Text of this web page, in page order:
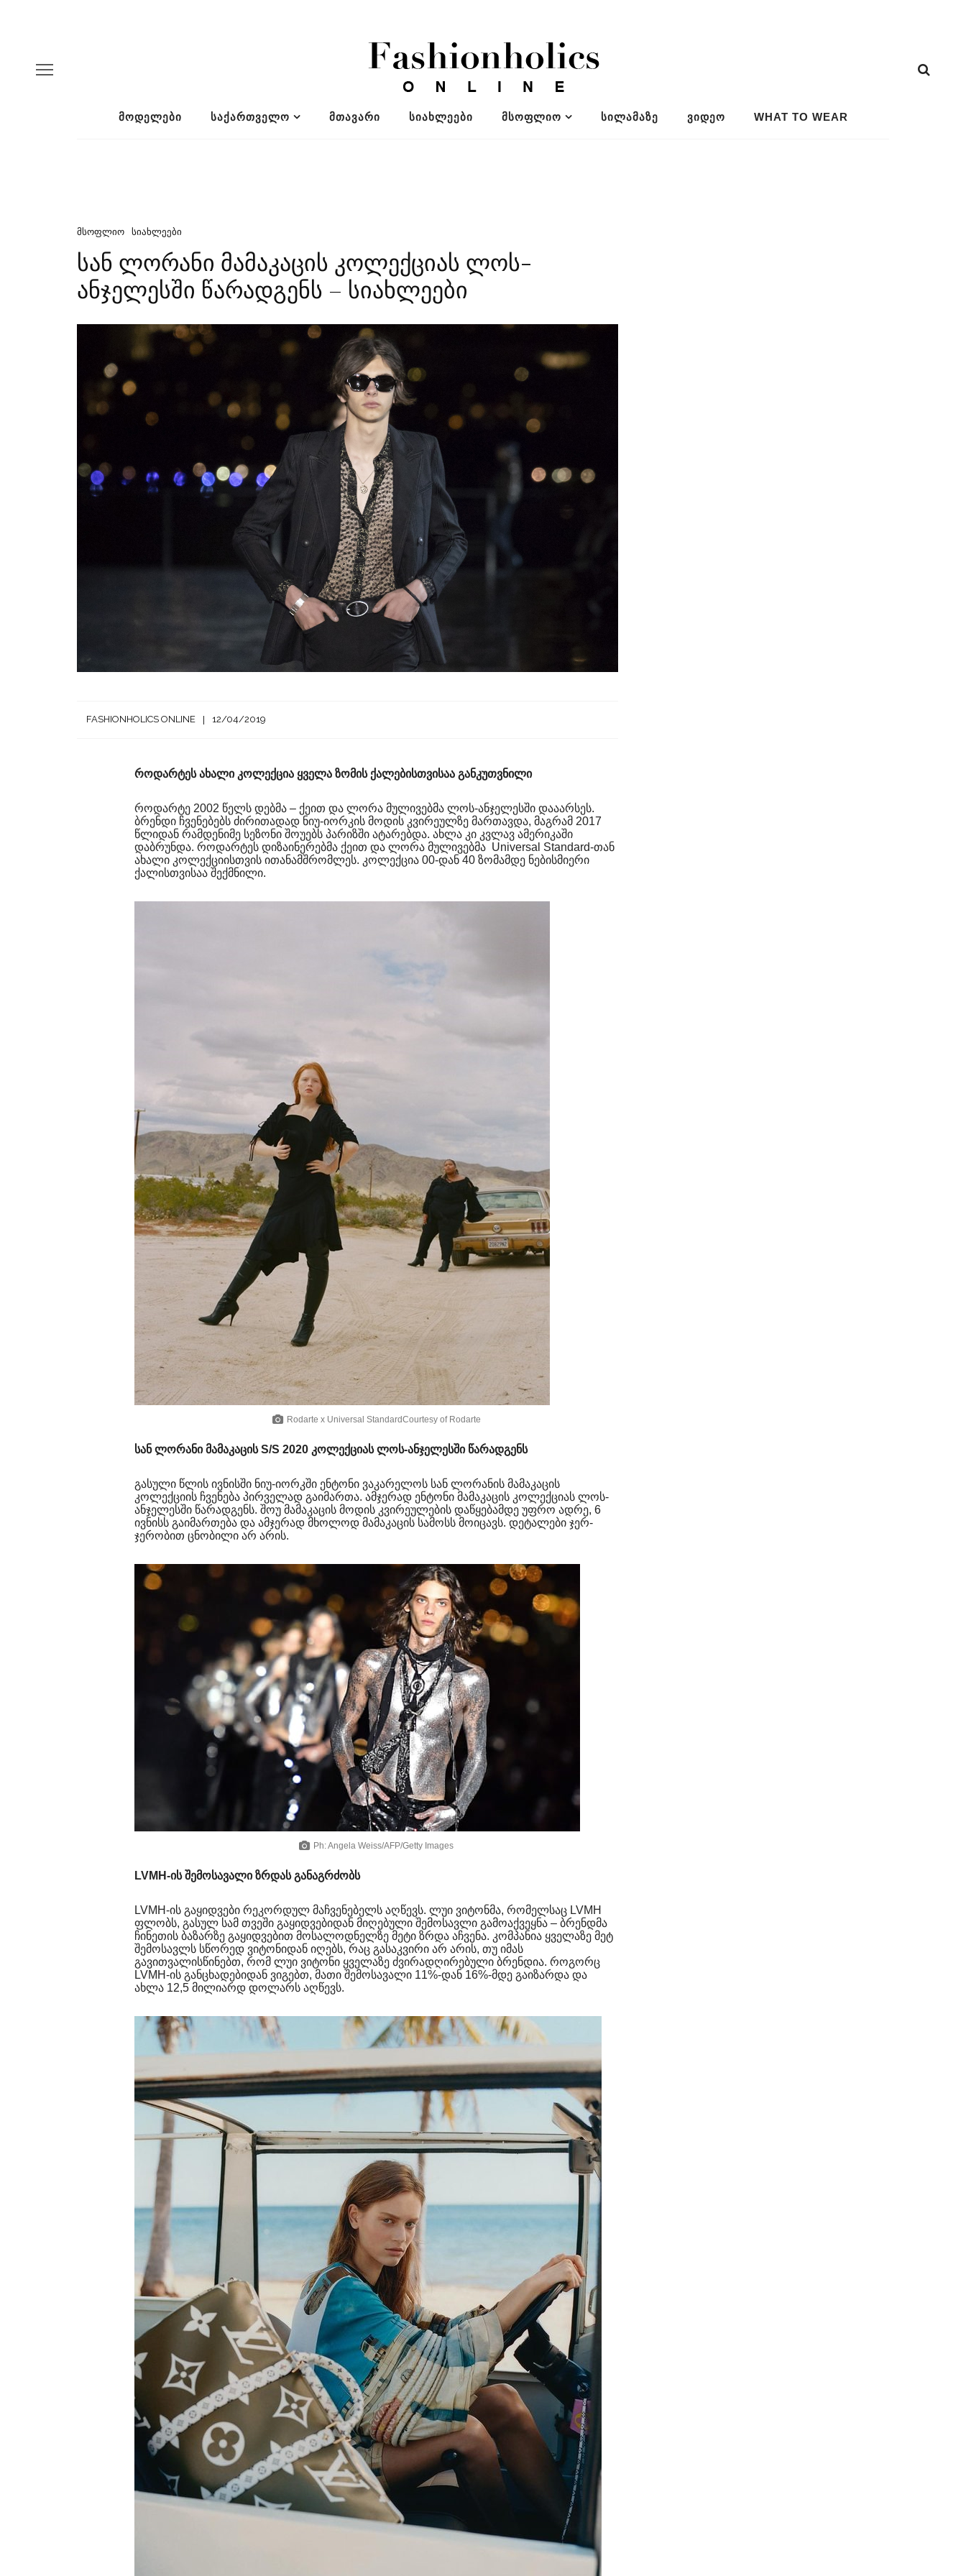
ᲛᲝᲓᲔᲚᲔᲑᲘ ᲡᲐᲥᲐᲠᲗᲕᲔᲚᲝ ᲛᲗᲐᲕᲐᲠᲘ ᲡᲘᲐᲮᲚᲔᲔᲑᲘ ᲛᲡᲝᲤᲚᲘᲝ ᲡᲘᲚᲐᲛᲐᲖᲔ ᲕᲘᲓᲔᲝ WHAT TO WEAR
ᲛᲡᲝᲤᲚᲘᲝ ᲡᲘᲐᲮᲚᲔᲔᲑᲘ
სან ლორანი მამაკაცის კოლექციას ლოს-
ანჯელესში წარადგენს – სიახლეები
FASHIONHOLICS ONLINE 12/04/2019
როდარტეს ახალი კოლექცია ყველა ზომის ქალებისთვისაა განკუთვნილი
როდარტე 2002 წელს დებმა – ქეით და ლორა მულივებმა ლოს-ანჯელესში დააარსეს.
ბრენდი ჩვენებებს ძირითადად ნიუ-იორკის მოდის კვირეულზე მართავდა, მაგრამ 2017
წლიდან რამდენიმე სეზონი შოუებს პარიზში ატარებდა. ახლა კი კვლავ ამერიკაში
დაბრუნდა. როდარტეს დიზაინერებმა ქეით და ლორა მულივებმა Universal Standard-თან
ახალი კოლექციისთვის ითანამშრომლეს. კოლექცია 00-დან 40 ზომამდე ნებისმიერი
ქალისთვისაა შექმნილი.
Rodarte x Universal StandardCourtesy of Rodarte
სან ლორანი მამაკაცისS/S 2020 კოლექციას ლოს-ანჯელესში წარადგენს
გასული წლის ივნისში ნიუ-იორკში ენტონი ვაკარელოს სან ლორანის მამაკაცის
კოლექციის ჩვენება პირველად გაიმართა. ამჯერად ენტონი მამაკაცის კოლექციას ლოს-
ანჯელესში წარადგენს. შოუ მამაკაცის მოდის კვირეულების დაწყებამდე უფრო ადრე, 6
ივნისს გაიმართება და ამჯერად მხოლოდ მამაკაცის სამოსს მოიცავს. დეტალები ჯერ-
ჯერობით ცნობილი არ არის.
Ph: Angela Weiss/AFP/Getty Images
LVMH-ის შემოსავალი ზრდას განაგრძობს
LVMH-ის გაყიდვები რეკორდულ მაჩვენებელს აღწევს. ლუი ვიტონმა, რომელსაც LVMH
ფლობს, გასულ სამ თვეში გაყიდვებიდან მიღებული შემოსავლი გამოაქვეყნა – ბრენდმა
ჩინეთის ბაზარზე გაყიდვებით მოსალოდნელზე მეტი ზრდა აჩვენა. კომპანია ყველაზე მეტ
შემოსავლს სწორედ ვიტონიდან იღებს, რაც გასაკვირი არ არის, თუ იმას
გავითვალისწინებთ, რომ ლუი ვიტონი ყველაზე ძვირადღირებული ბრენდია. როგორც
LVMH-ის განცხადებიდან ვიგებთ, მათი შემოსავალი 11%-დან 16%-მდე გაიზარდა და
ახლა 12,5 მილიარდ დოლარს აღწევს.